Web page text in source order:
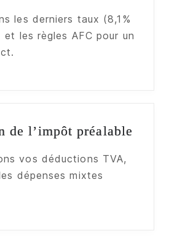
les derniers taux (8,1%
les règles AFC pour un
de l’impôt préalable
vos déductions TVA,
dépenses mixtes